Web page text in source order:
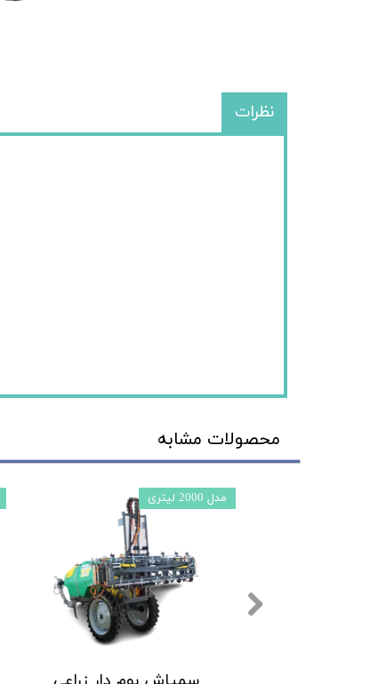
نظرات
محصولات مشابه
مدل 2000 لیتری